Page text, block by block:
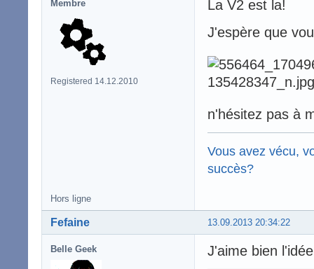
Membre
Registered 14.12.2010
La V2 est la!
J'espère que
n'hésitez pas à
Vous avez vécu,
succès?
Hors ligne
13.09.2013 20:34:22
Fefaine
Belle Geek J'aime bien